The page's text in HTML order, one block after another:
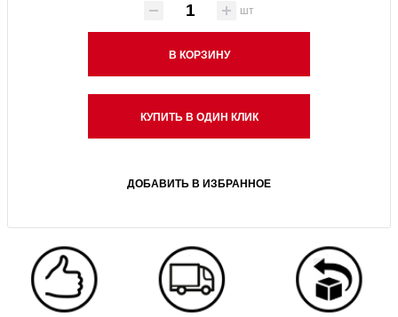
шт
В КОРЗИНУ
КУПИТЬ В ОДИН КЛИК
ДОБАВИТЬ В ИЗБРАННОЕ